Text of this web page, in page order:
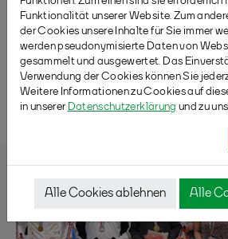
ZURÜCK
Funktionalität unserer Website. Zum
der Cookies unsere Inhalte für Sie immer
werden pseudonymisierte Daten von
gesammelt und ausgewertet. Das
Verwendung der Cookies können Sie
Weitere Informationen zu Cookies auf
in unserer Datenschutzerklärung und zu
Alle Cookies ablehnen Alle